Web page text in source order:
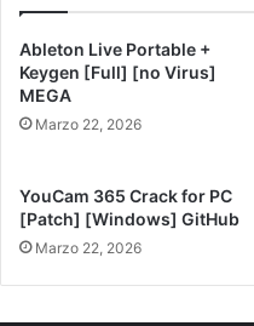
Ableton Live Portable +
Keygen [Full] [no Virus]
MEGA
Marzo 22, 2026
YouCam 365 Crack for PC
[Patch] [Windows] GitHub
Marzo 22, 2026